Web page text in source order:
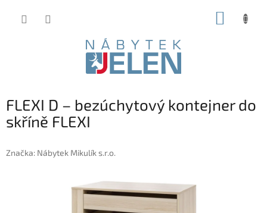
FLEXI D – bezúchytový kontejner do
skříně FLEXI
Značka: Nábytek Mikulík s.r.o.